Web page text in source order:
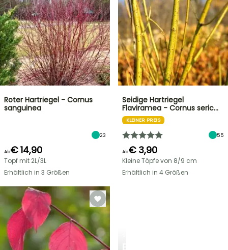
Roter Hartriegel - Cornus
sanguinea
23
Ab€ 14,90
Topf mit 2L/3L
Erhältlich in 3 Größen
Seidige Hartriegel
Flaviramea - Cornus seric…
KLEINER PREIS
55
Ab€ 3,90
Kleine Töpfe von 8/9 cm
Erhältlich in 4 Größen